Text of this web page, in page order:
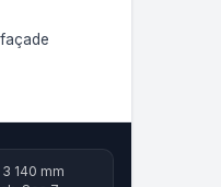
140 mm